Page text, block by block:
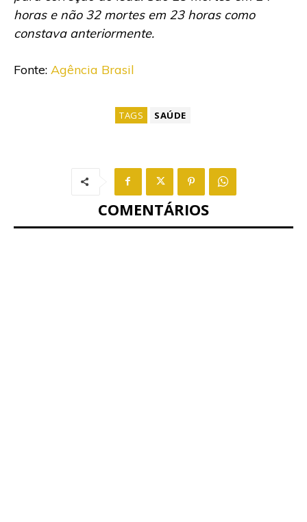
horas e não 32 mortes em 23 horas como
constava anteriormente.
Fonte: Agência Brasil
TAGS SAÚDE
COMENTÁRIOS